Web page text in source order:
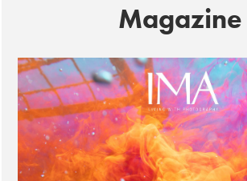
Magazine